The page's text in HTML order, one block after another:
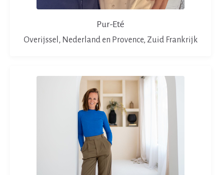
Pur-Eté
Overijssel, Nederland en Provence, Zuid Frankrijk